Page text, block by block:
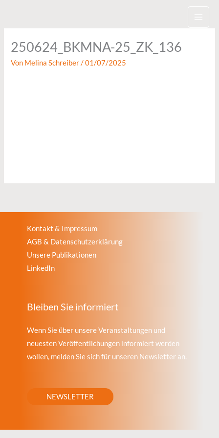
250624_BKMNA-25_ZK_136
Von Melina Schreiber/01/07/2025
Kontakt & Impressum
AGB & Datenschutzerklärung
Unsere Publikationen
LinkedIn
Bleiben Sie informiert
Wenn Sie über unsere Veranstaltungen und
neuesten Veröffentlichungen informiert werden
wollen, melden Sie sich für unseren Newsletter an.
NEWSLETTER